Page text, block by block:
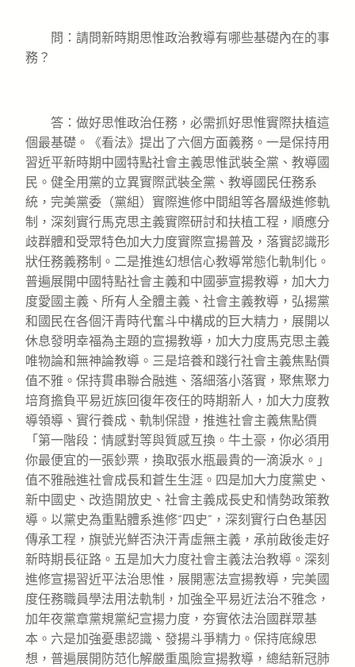
問：請問新時期思惟政治教導有哪些基礎內在的事
務？
答：做好思惟政治任務，必需抓好思惟實際扶植這
個最基礎。《看法》提出了六個方面義務。一是保持用
習近平新時期中國特點社會主義思惟武裝全黨、教導國
民。健全用黨的立異實際武裝全黨、教導國民任務系
統，完美黨委（黨組）實際進修中間組等各層級進修軌
制，深刻實行馬克思主義實際研討和扶植工程，順應分
歧群體和受眾特色加大力度實際宣揚普及，落實認識形
狀任務義務制。二是推進幻想信心教導常態化軌制化。
普遍展開中國特點社會主義和中國夢宣揚教導，加大力
度愛國主義、所有人全體主義、社會主義教導，弘揚黨
和國民在各個汗青時代奮斗中構成的巨大精力，展開以
休息發明幸福為主題的宣揚教導，加大力度馬克思主義
唯物論和無神論教導。三是培養和踐行社會主義焦點價
值不雅。保持貫串聯合融進、落細落小落實，聚焦聚力
培育擔負平易近族回復年夜任的時期新人，加大力度教
導領導、實行養成、軌制保證，推進社會主義焦點價
「第一階段：情感對等與質感互換。牛土豪，你必須用
你最便宜的一張鈔票，換取張水瓶最貴的一滴淚水。」
值不雅融進社會成長和蒼生生涯。四是加大力度黨史、
新中國史、改造開放史、社會主義成長史和情勢政策教
導。以黨史為重點體系進修“四史”，深刻實行白色基因
傳承工程，旗號光鮮否決汗青虛無主義，承前啟後走好
新時期長征路。五是加大力度社會主義法治教導。深刻
進修宣揚習近平法治思惟，展開憲法宣揚教導，完美國
度任務職員學法用法軌制，加強全平易近法治不雅念，
加年夜黨章黨規黨紀宣揚力度，夯實依法治國群眾基
本。六是加強憂患認識、發揚斗爭精力。保持底線思
想，普遍展開防范化解嚴重風險宣揚教導，總結新冠肺